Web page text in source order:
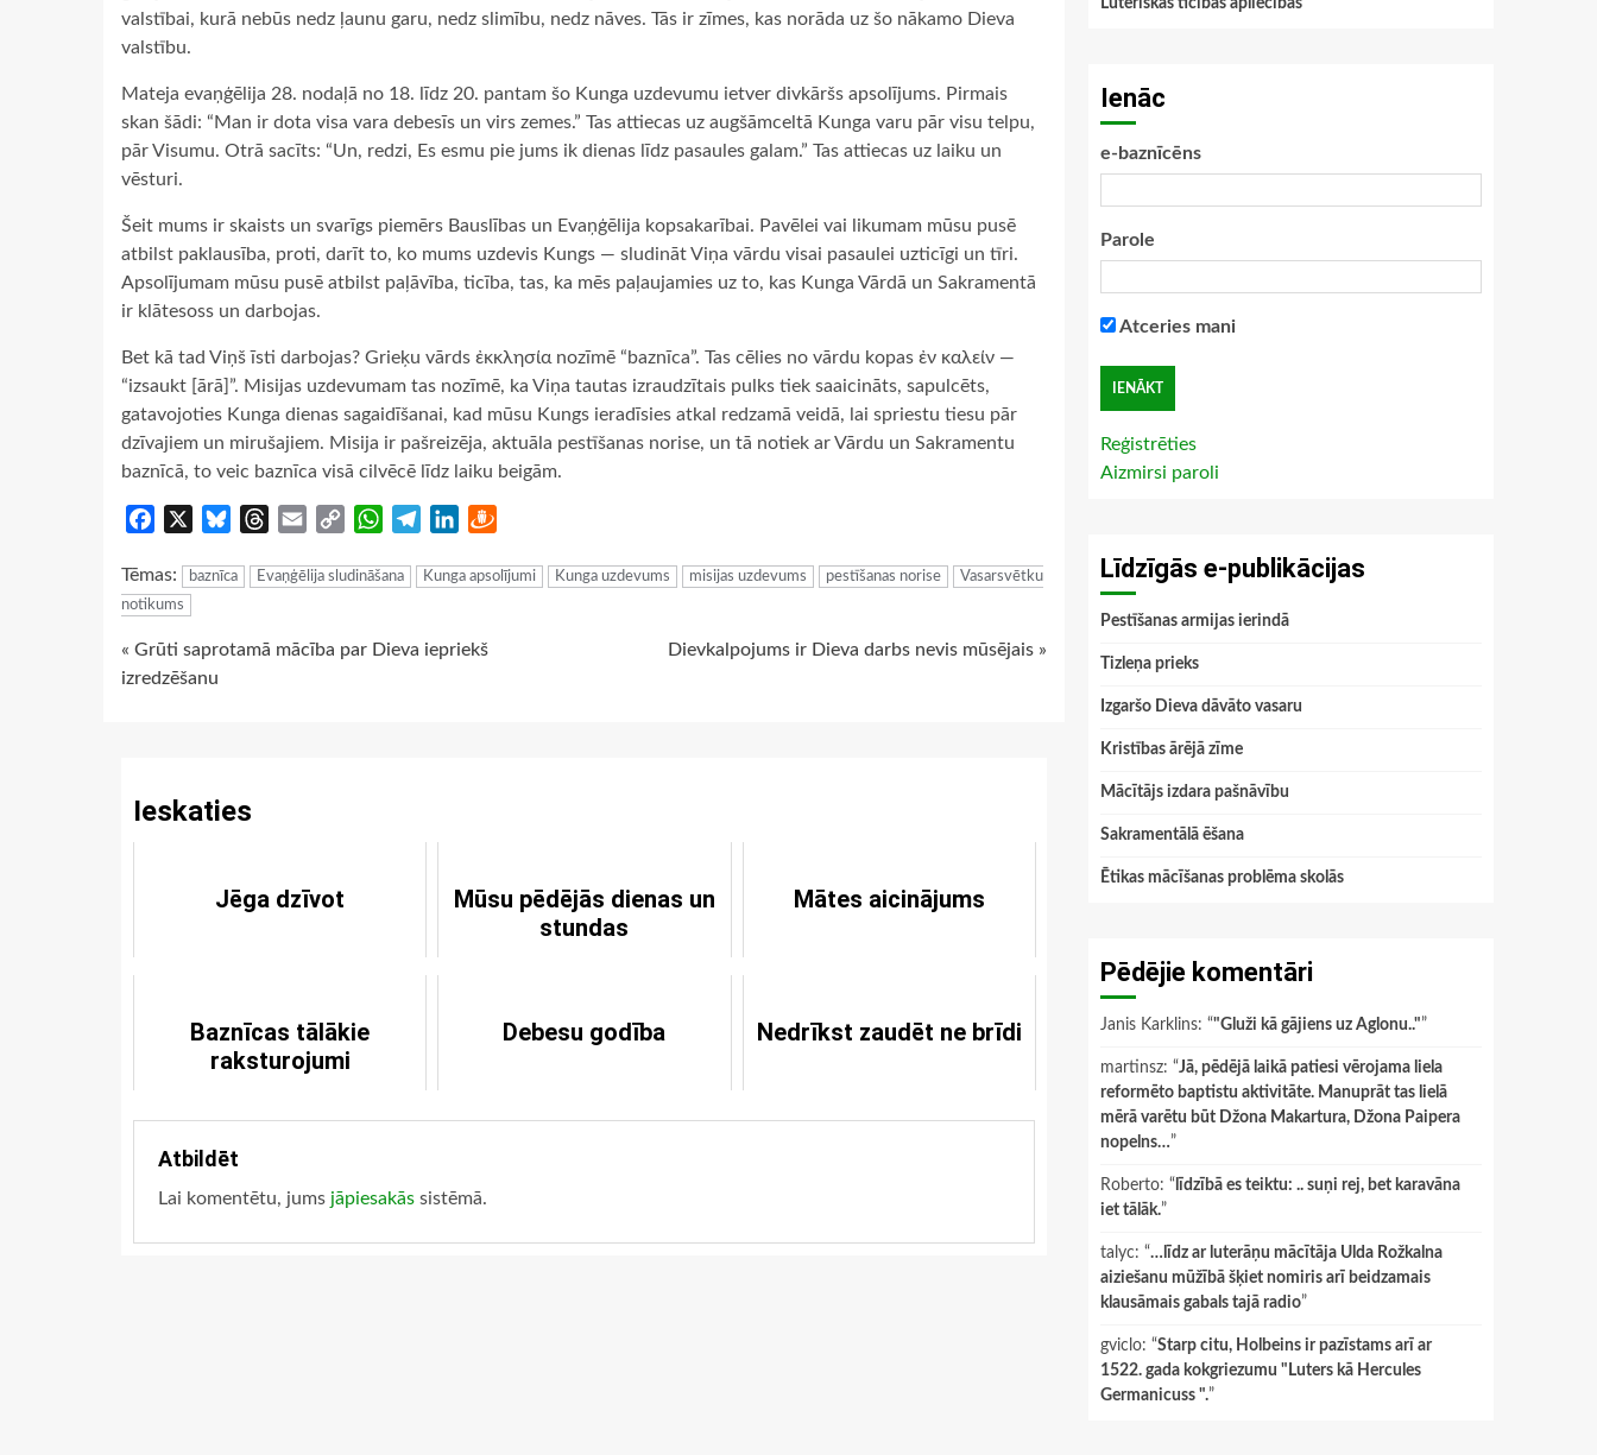
valstībai, kurā nebūs nedz ļaunu garu, nedz slimību, nedz nāves. Tās ir zīmes, kas norāda uz šo nākamo Dieva
valstību.
Mateja evaņģēlija 28. nodaļā no 18. līdz 20. pantam šo Kunga uzdevumu ietver divkāršs apsolījums. Pirmais
skan šādi: “Man ir dota visa vara debesīs un virs zemes.” Tas attiecas uz augšāmceltā Kunga varu pār visu telpu,
pār Visumu. Otrā sacīts: “Un, redzi, Es esmu pie jums ik dienas līdz pasaules galam.” Tas attiecas uz laiku un
vēsturi.
Šeit mums ir skaists un svarīgs piemērs Bauslības un Evaņģēlija kopsakarībai. Pavēlei vai likumam mūsu pusē
atbilst paklausība, proti, darīt to, ko mums uzdevis Kungs — sludināt Viņa vārdu visai pasaulei uzticīgi un tīri.
Apsolījumam mūsu pusē atbilst paļāvība, ticība, tas, ka mēs paļaujamies uz to, kas Kunga Vārdā un Sakramentā
ir klātesoss un darbojas.
Bet kā tad Viņš īsti darbojas? Grieķu vārds ἐκκλησία nozīmē “baznīca”. Tas cēlies no vārdu kopas ἐν καλείν —
“izsaukt [ārā]”. Misijas uzdevumam tas nozīmē, ka Viņa tautas izraudzītais pulks tiek saaicināts, sapulcēts,
gatavojoties Kunga dienas sagaidīšanai, kad mūsu Kungs ieradīsies atkal redzamā veidā, lai spriestu tiesu pār
dzīvajiem un mirušajiem. Misija ir pašreizēja, aktuāla pestīšanas norise, un tā notiek ar Vārdu un Sakramentu
baznīcā, to veic baznīca visā cilvēcē līdz laiku beigām.
Facebook BlueskyThreads
Email
Copy
WhatsApp
TelegramLinkedIn
Tēmas: baznīca Evaņģēlija sludināšana Kunga apsolījumi Kunga uzdevums misijas uzdevums pestīšanas norise
Vasarsvētku
notikums
Continue
« Grūti saprotamā mācība par Dieva iepriekš
izredzēšanu
Dievkalpojums ir Dieva darbs nevis mūsējais »
Ieskaties
Jēga dzīvot
Mūsu pēdējās dienas un
stundas
Mātes aicinājums
Baznīcas tālākie
raksturojumi
Debesu godība Nedrīkst zaudēt ne brīdi
Atbildēt
Lai komentētu, jums jāpiesakās sistēmā.
Luteriskās ticības apliecības
Ienāc
e-baznīcēns
Parole
Atceries mani
Reģistrēties
Aizmirsi paroli
Līdzīgās e-publikācijas
Pestīšanas armijas ierindā
Tizleņa prieks
Izgaršo Dieva dāvāto vasaru
Kristības ārējā zīme
Mācītājs izdara pašnāvību
Sakramentālā ēšana
Ētikas mācīšanas problēma skolās
Pēdējie komentāri
Janis Karklins: “"Gluži kā gājiens uz Aglonu.."”
martinsz: “Jā, pēdējā laikā patiesi vērojama liela
reformēto baptistu aktivitāte. Manuprāt tas lielā
mērā varētu būt Džona Makartura, Džona Paipera
nopelns…”
Roberto: “ līdzībā es teiktu: .. suņi rej, bet karavāna
iet tālāk.”
talyc: “…līdz ar luterāņu mācītāja Ulda Rožkalna
aiziešanu mūžībā šķiet nomiris arī beidzamais
klausāmais gabals tajā radio”
gviclo: “Starp citu, Holbeins ir pazīstams arī ar
1522. gada kokgriezumu "Luters kā Hercules
Germanicuss ".”